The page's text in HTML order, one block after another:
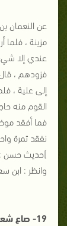
عن النعمان
مزينة ، فلما
عندي إلا
فزودهم ،
إلى علية ،
القوم منه
فما أفقد
نفقد تمرة
وانظر : ابن سعد (1/291) والبيهقي
19- صاع